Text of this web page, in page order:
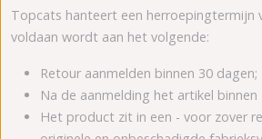
Topcats hanteert een herroepingtermijn
voldaan wordt aan het volgende:
Retour aanmelden binnen 30 dagen;
Na de aanmelding het artikel
Het product zit in een - voor zover